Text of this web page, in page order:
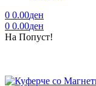
0 0.00ден
0 0.00ден
На Попуст!